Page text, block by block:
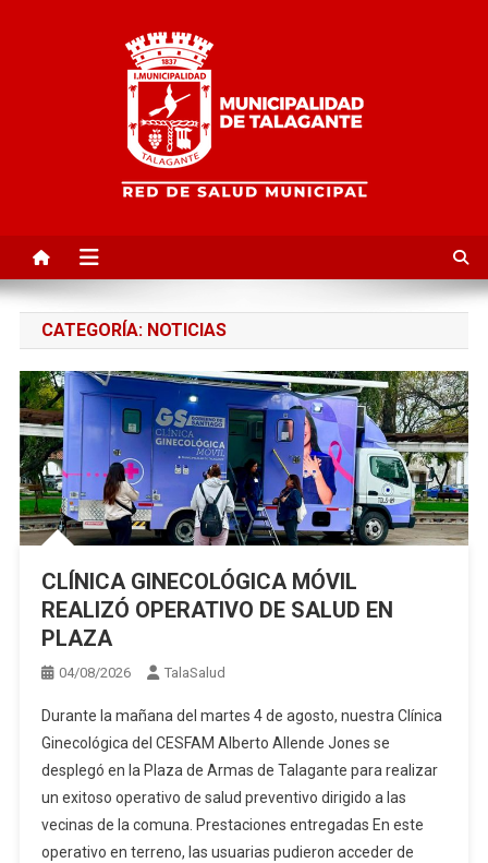
Red de Salud Municipal de
Talagante | TalaSalud
CATEGORÍA: NOTICIAS
CLÍNICA GINECOLÓGICA MÓVIL
REALIZÓ OPERATIVO DE SALUD EN
PLAZA
04/08/2026 TalaSalud
Durante la mañana del martes 4 de agosto, nuestra Clínica
Ginecológica del CESFAM Alberto Allende Jones se
desplegó en la Plaza de Armas de Talagante para realizar
un exitoso operativo de salud preventivo dirigido a las
vecinas de la comuna. Prestaciones entregadas En este
operativo en terreno, las usuarias pudieron acceder de